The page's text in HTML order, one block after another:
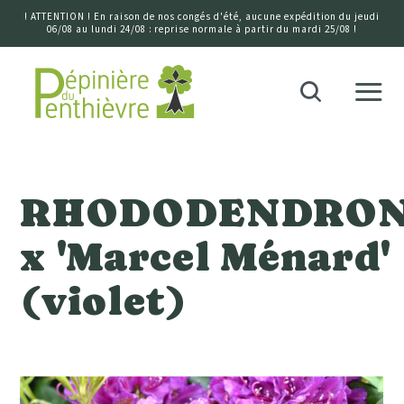
! ATTENTION ! En raison de nos congés d'été, aucune expédition du jeudi
06/08 au lundi 24/08 : reprise normale à partir du mardi 25/08 !
Accueil
x 'Marcel Ménard'
(violet)